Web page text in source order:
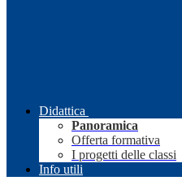
Didattica
Panoramica
Offerta formativa
I progetti delle classi
Info utili